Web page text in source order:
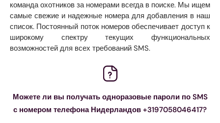
команда охотников за номерами всегда в поиске. Мы ищем
самые свежие и надежные номера для добавления в наш
список. Постоянный поток номеров обеспечивает доступ к
широкому спектру текущих функциональных
возможностей для всех требований SMS.
Можете ли вы получать одноразовые пароли по SMS
с номером телефона Нидерландов +3197058046417?